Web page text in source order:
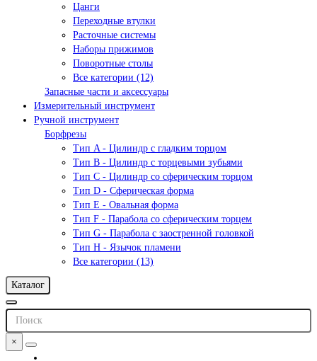
Цанги
Переходные втулки
Расточные системы
Наборы прижимов
Поворотные столы
Все категории (12)
Запасные части и аксессуары
Измерительный инструмент
Ручной инструмент
Борфрезы
Тип A - Цилиндр с гладким торцом
Тип В - Цилиндр с торцевыми зубьями
Тип С - Цилиндр со сферическим торцом
Тип D - Сферическая форма
Тип Е - Овальная форма
Тип F - Парабола со сферическим торцем
Тип G - Парабола с заостренной головкой
Тип H - Язычок пламени
Все категории (13)
Каталог
×